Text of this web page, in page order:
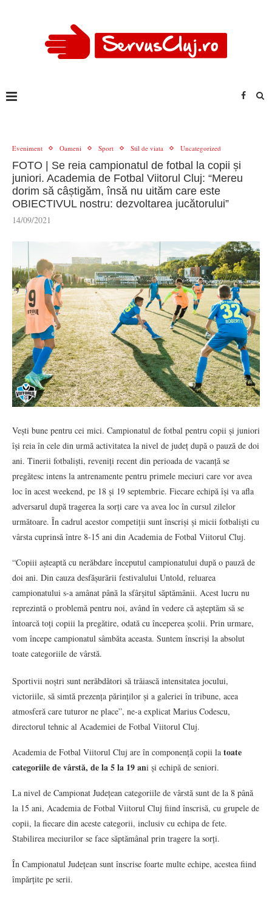
Eveniment Oameni Sport Stil de viata Uncategorized
FOTO | Se reia campionatul de fotbal la copii și
juniori. Academia de Fotbal Viitorul Cluj: “Mereu
dorim să câștigăm, însă nu uităm care este
OBIECTIVUL nostru: dezvoltarea jucătorului”
14/09/2021
Vești bune pentru cei mici. Campionatul de fotbal pentru copii și juniori
își reia în cele din urmă activitatea la nivel de județ după o pauză de doi
ani. Tinerii fotbaliști, reveniți recent din perioada de vacanță se
pregătesc intens la antrenamente pentru primele meciuri care vor avea
loc în acest weekend, pe 18 și 19 septembrie. Fiecare echipă își va afla
adversarul după tragerea la sorți care va avea loc în cursul zilelor
următoare. În cadrul acestor competiții sunt înscriși și micii fotbaliști cu
vârsta cuprinsă între 8-15 ani din Academia de Fotbal Viitorul Cluj.
“Copiii așteaptă cu nerăbdare începutul campionatului după o pauză de
doi ani. Din cauza desfășurării festivalului Untold, reluarea
campionatului s-a amânat până la sfârșitul săptămânii. Acest lucru nu
reprezintă o problemă pentru noi, având în vedere că așteptăm să se
întoarcă toți copiii la pregătire, odată cu începerea școlii. Prin urmare,
vom începe campionatul sâmbăta aceasta. Suntem înscriși la absolut
toate categoriile de vârstă.
Sportivii noștri sunt nerăbdători să trăiască intensitatea jocului,
victoriile, să simtă prezența părinților și a galeriei în tribune, acea
atmosferă care tuturor ne place”, ne-a explicat Marius Codescu,
directorul tehnic al Academiei de Fotbal Viitorul Cluj.
Academia de Fotbal Viitorul Cluj are în componență copii la toate
categoriile de vârstă, de la 5 la 19 ani și echipă de seniori.
La nivel de Campionat Județean categoriile de vârstă sunt de la 8 până
la 15 ani, Academia de Fotbal Viitorul Cluj fiind înscrisă, cu grupele de
copii, la fiecare din aceste categorii, inclusiv cu echipa de fete.
Stabilirea meciurilor se face săptămânal prin tragere la sorți.
În Campionatul Județean sunt înscrise foarte multe echipe, acestea fiind
împărțite pe serii.